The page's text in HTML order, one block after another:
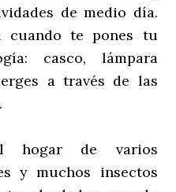
de medio día.
cuando te pones tu
casco, lámpara
a través de las
hogar de varios
y muchos insectos